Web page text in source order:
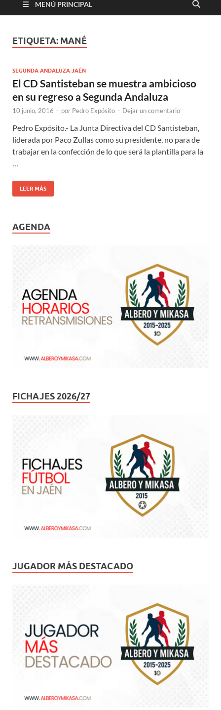
MENÚ PRINCIPAL
ETIQUETA: MANÉ
SEGUNDA ANDALUZA JAÉN
El CD Santisteban se muestra ambicioso
en su regreso a Segunda Andaluza
10 junio, 2016 - por Pedro Expósito - Dejar un comentario
Pedro Expósito.- La Junta Directiva del CD Santisteban,
liderada por Paco Zullas como su presidente, no para de
trabajar en la confección de lo que será la plantilla para la
LEER MÁS
AGENDA
FICHAJES 2026/27
JUGADOR MÁS DESTACADO